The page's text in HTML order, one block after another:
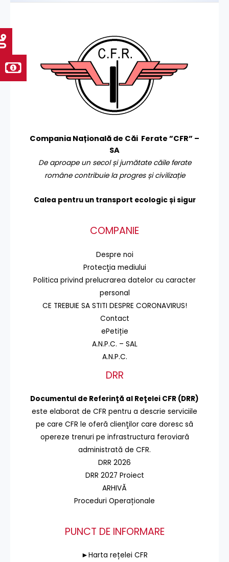
Compania Națională de Căi Ferate ”CFR” –
SA
De aproape un secol și jumătate căile ferate
române contribuie la progres și civilizație
Calea pentru un transport ecologic și sigur
COMPANIE
Despre noi
Protecţia mediului
Politica privind prelucrarea datelor cu caracter
personal
CE TREBUIE SA STITI DESPRE CORONAVIRUS!
Contact
ePetiție
A.N.P.C. – SAL
A.N.P.C.
DRR
Documentul de Referinţă al Reţelei CFR (DRR)
este elaborat de CFR pentru a descrie serviciile
pe care CFR le oferă clienţilor care doresc să
opereze trenuri pe infrastructura feroviară
administrată de CFR.
DRR 2026
DRR 2027 Proiect
ARHIVĂ
Proceduri Operaționale
PUNCT DE INFORMARE
►Harta rețelei CFR